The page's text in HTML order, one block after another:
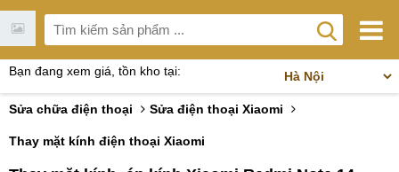
Bạn đang xem giá, tồn kho tại:
Sửa chữa điện thoại Sửa điện thoại Xiaomi
Thay mặt kính điện thoại Xiaomi